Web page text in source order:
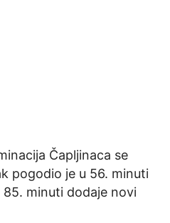
Čapljinaca se
pogodio je u 56. minuti
85. minuti dodaje novi